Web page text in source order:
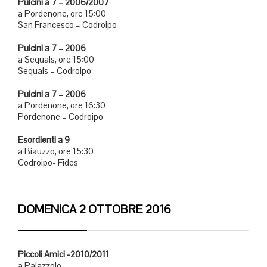
a Pordenone, ore 15:00
San Francesco – Codroipo
Pulcini a 7 – 2006
a Sequals, ore 15:00
Sequals – Codroipo
Pulcini a 7 – 2006
a Pordenone, ore 16:30
Pordenone – Codroipo
Esordienti a 9
a Biauzzo, ore 15:30
Codroipo- Fides
DOMENICA 2 OTTOBRE 2016
Piccoli Amici -2010/2011